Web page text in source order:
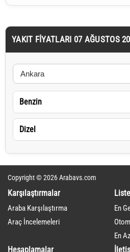
YAKIT FIYATLARI 07 AĞUSTOS
Benzin
Dizel
Copyright © 2026 Arabavs.com
Karşılaştırmalar
Araba Karşılaştırma
Araç İncelemeleri
En
En
Hesaplamalar